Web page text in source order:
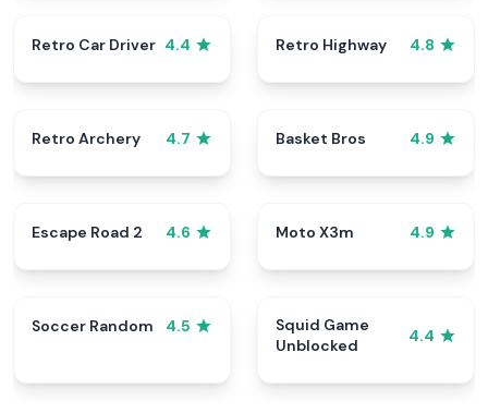
Retro Car Driver 4.4 Retro Highway 4.8
Retro Archery 4.7 Basket Bros 4.9
Escape Road 2 4.6 Moto X3m 4.9
Soccer Random 4.5
Squid Game
Unblocked
4.4